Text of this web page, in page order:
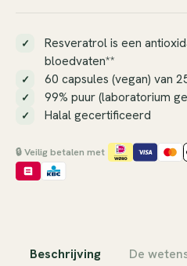
Resveratrol is een
bloedvaten**
60 capsules (vegan) van
99% puur (laboratorium
Halal gecertificeerd
🔒 Veilig betalen met
Beschrijving De